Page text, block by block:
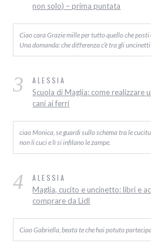
non solo) – prima puntata
Ciao cara Grazie mille per tutto quello che
Una domanda: che differenza c’è tra gli
3 ALESSIA
Scuola di Maglia: come realizzare
cani ai ferri
ciao Monica, se guardi sullo schema tra le
non li cuci e lì si infilano le zampe.
4 ALESSIA
Maglia, cucito e uncinetto: libri e
comprare da Lidl
Ciao Gabriella, beata te che hai potuto